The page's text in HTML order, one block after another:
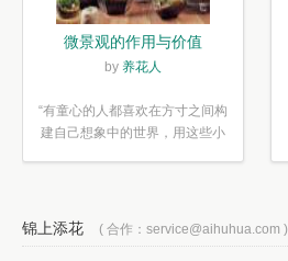
微景观的作用与价值
by 养花人
“有童心的人都喜欢在方寸之间构
建自己想象中的世界，用这些小
锦上添花 ( 合作：service@aihuhua.com )